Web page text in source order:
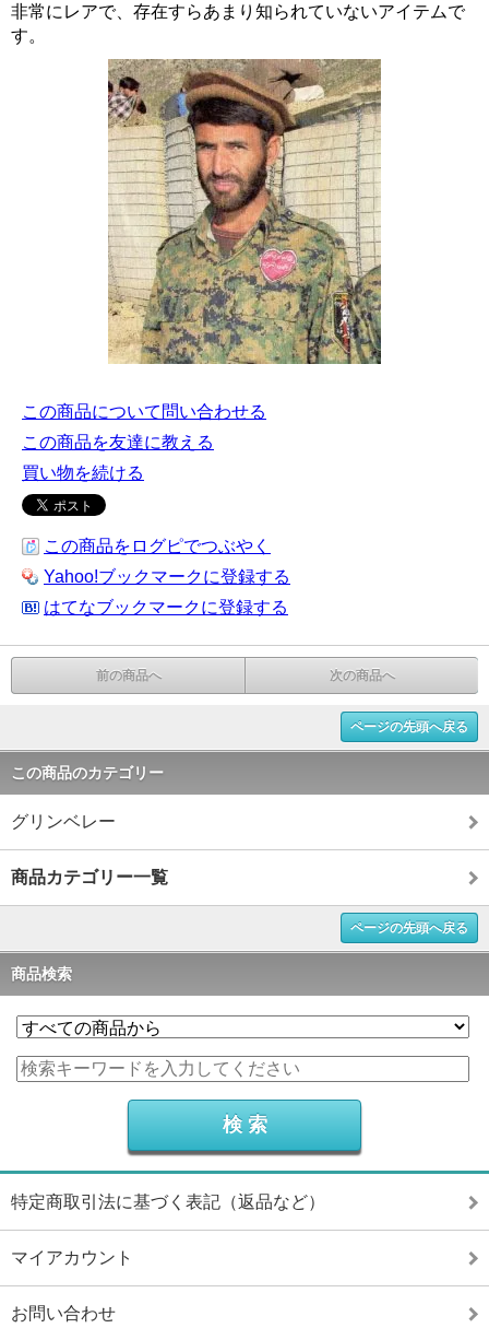
非常にレアで、存在すらあまり知られていないアイテムで
す。
この商品について問い合わせる
この商品を友達に教える
買い物を続ける
この商品をログピでつぶやく
Yahoo!ブックマークに登録する
はてなブックマークに登録する
前の商品へ 次の商品へ
ページの先頭へ戻る
この商品のカテゴリー
グリンベレー
商品カテゴリー一覧
ページの先頭へ戻る
商品検索
特定商取引法に基づく表記（返品など）
マイアカウント
お問い合わせ